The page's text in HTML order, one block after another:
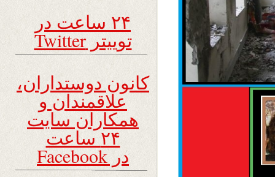
۲۴ ساعت در
توییتر Twitter
کانون دوستداران،
علاقمندان و
همکاران سایت
۲۴ ساعت
در Facebook